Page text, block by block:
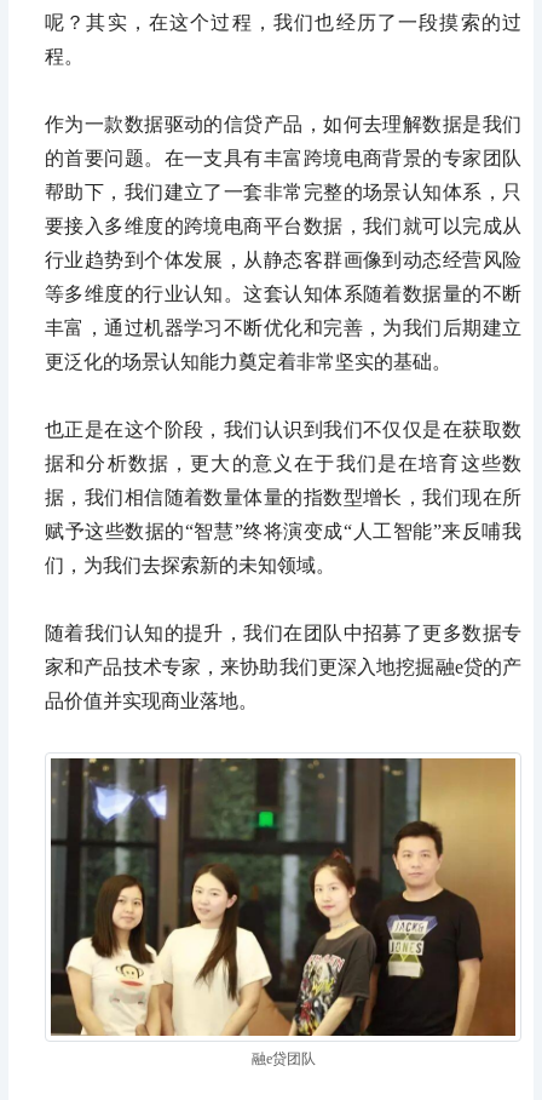
呢？其实，在这个过程，我们也经历了一段摸索的过
程。
作为一款数据驱动的信贷产品，如何去理解数据是我们
的首要问题。在一支具有丰富跨境电商背景的专家团队
帮助下，我们建立了一套非常完整的场景认知体系，只
要接入多维度的跨境电商平台数据，我们就可以完成从
行业趋势到个体发展，从静态客群画像到动态经营风险
等多维度的行业认知。这套认知体系随着数据量的不断
丰富，通过机器学习不断优化和完善，为我们后期建立
更泛化的场景认知能力奠定着非常坚实的基础。
也正是在这个阶段，我们认识到我们不仅仅是在获取数
据和分析数据，更大的意义在于我们是在培育这些数
据，我们相信随着数量体量的指数型增长，我们现在所
赋予这些数据的“智慧”终将演变成“人工智能”来反哺我
们，为我们去探索新的未知领域。
随着我们认知的提升，我们在团队中招募了更多数据专
家和产品技术专家，来协助我们更深入地挖掘融e贷的产
品价值并实现商业落地。
融e贷团队